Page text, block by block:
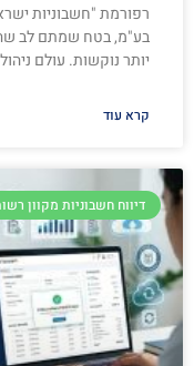
רפורמת "חשבוניות
בע"מ, בטח שמתם לב
יותר נוקשות. עולם
קרא עוד
דיווח חשבוניות מקוון